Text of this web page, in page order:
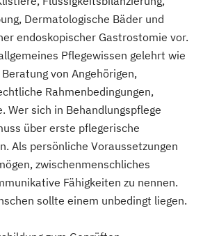
Dermatologische Bäder und
endoskopischer Gastrostomie vor.
Pflegewissen gelehrt wie
von Angehörigen,
Rahmenbedingungen,
Wer sich in Behandlungspflege
über erste pflegerische
Als persönliche Voraussetzungen
zwischenmenschliches
Fähigkeiten zu nennen.
sollte einem unbedingt liegen.